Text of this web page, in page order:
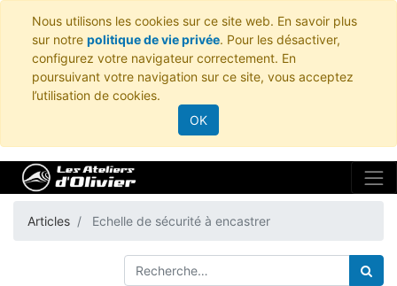
Nous utilisons les cookies sur ce site web. En savoir plus
sur notre politique de vie privée. Pour les désactiver,
configurez votre navigateur correctement. En
poursuivant votre navigation sur ce site, vous acceptez
l’utilisation de cookies.
OK
Articles Echelle de sécurité à encastrer